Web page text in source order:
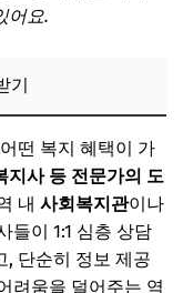
어요.
기
떤 복지 혜택이 가
지사 등 전문가의 도
내 사회복지관이나
들이 1:1 심층 상담
, 단순히 정보 제공
려움을 덜어주는 역